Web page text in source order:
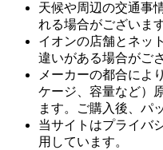
天候や周辺の交通事
れる場合がございます
イオンの店舗とネッ
違いがある場合がご
メーカーの都合によ
ケージ、容量など）
ます。ご購入後、パ
当サイトはプライバ
用しています。